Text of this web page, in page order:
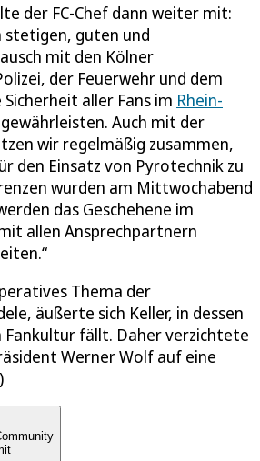
der FC-Chef dann weiter mit:
stetigen, guten und
mit den Kölner
der Feuerwehr und dem
aller Fans im Rhein-
Auch mit der
wir regelmäßig zusammen,
den Einsatz von Pyrotechnik zu
wurden am Mittwochabend
das Geschehene im
allen Ansprechpartnern
Thema der
äußerte sich Keller, in dessen
Fankultur fällt. Daher verzichtete
Werner Wolf auf eine